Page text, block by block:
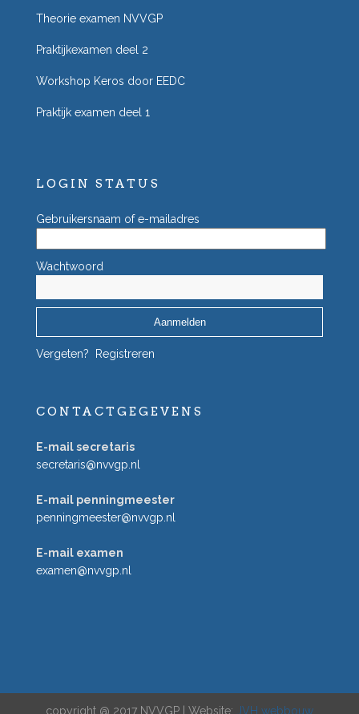
Theorie examen NVVGP
Praktijkexamen deel 2
Workshop Keros door EEDC
Praktijk examen deel 1
LOGIN STATUS
Gebruikersnaam of e-mailadres
Wachtwoord
Vergeten? Registreren
CONTACTGEGEVENS
E-mail secretaris
secretaris@nvvgp.nl
E-mail penningmeester
penningmeester@nvvgp.nl
E-mail examen
examen@nvvgp.nl
copyright @ 2017 NVVGP | Website: JVH webbouw